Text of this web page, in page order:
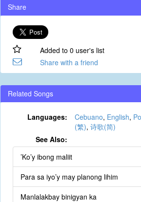
Share
Added to 0 user's list
Share with a friend
Related Songs
Languages: Cebuano, English,
(繁), 诗歌(简)
See Also:
’Ko’y ibong maliit
Para sa iyo’y may planong lihim
Manlalakbay binigyan ka